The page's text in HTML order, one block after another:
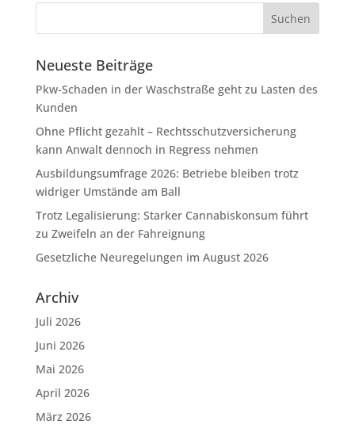
Neueste Beiträge
Pkw-Schaden in der Waschstraße geht zu Lasten des
Kunden
Ohne Pflicht gezahlt – Rechtsschutzversicherung
kann Anwalt dennoch in Regress nehmen
Ausbildungsumfrage 2026: Betriebe bleiben trotz
widriger Umstände am Ball
Trotz Legalisierung: Starker Cannabiskonsum führt
zu Zweifeln an der Fahreignung
Gesetzliche Neuregelungen im August 2026
Archiv
Juli 2026
Juni 2026
Mai 2026
April 2026
März 2026